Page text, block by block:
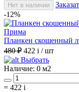
Нет в наличии
-12%
Планкен скошенный
480 ₽ 422 i / шт
Выбрать
Наличие: 0 м2
= 422 i